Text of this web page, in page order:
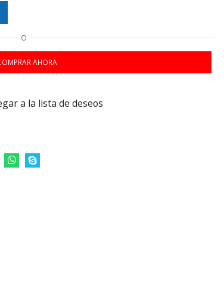
O
AHORA
a la lista de deseos